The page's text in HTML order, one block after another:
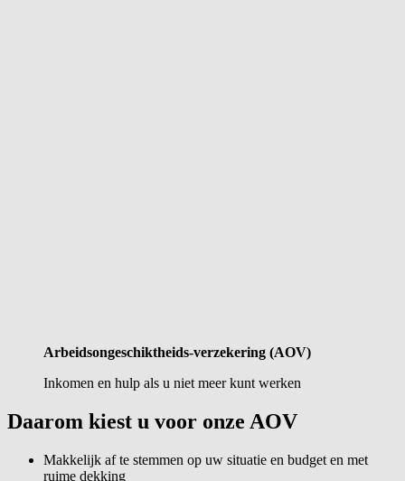
Arbeidsongeschiktheids-verzekering (AOV)
Inkomen en hulp als u niet meer kunt werken
Daarom kiest u voor onze AOV
Makkelijk af te stemmen op uw situatie en budget en met
ruime dekking